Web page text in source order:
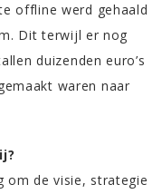
offline werd gehaald
Dit terwijl er nog
duizenden euro’s
waren naar
om de visie, strategie